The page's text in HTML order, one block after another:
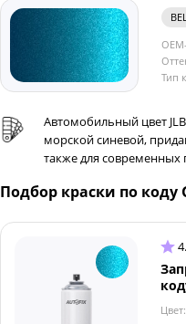
Тип
Автомобильный цвет
морской синевой,
также для современных
Подбор краски по коду
Цвет: